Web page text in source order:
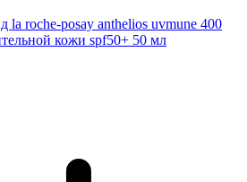
roche-posay anthelios uvmune 400
кожи spf50+ 50 мл